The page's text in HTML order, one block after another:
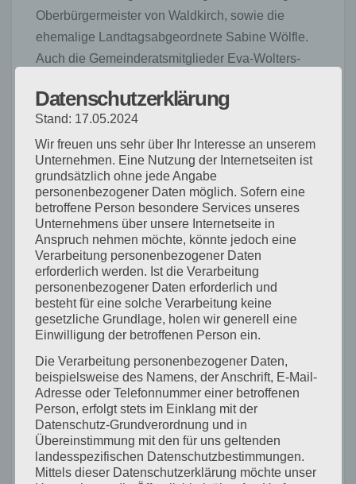
Oberbürgermeister von Waldkirch, sowie die
ehemalige Landtagsabgeordnete Sabine Wölfle.
Auch die Gemeinderatsmitglieder Eva-Wolters-
Klaus Detel nahmen an der Veranstaltung teil.
Bundestagswahl im Fokus
Im Mittelpunkt des Empfangs stand die
anstehende Bundestagswahl am 23. Februar
2025. Björn
Kleine zeigte sich zuversichtlich, dass die SPD
und ihr Kandidat Johannes Fechner ein starkes
Ergebnis
erzielen werden. Lobende Worte fand er für Eva-
Wolters-Andreocci und Johann Krämer, die eine
Demonstration für Demokratie als deutlichen
Kontrapunkt zu einer Wahlkampfveranstaltung der
AfD
in Waldkirch organisieren und er verband dies mit
dem Appell, zahlreich daran teilzunehmen.
Kleine und Fechner kritisierten die Haltung der
Stadtverwaltung, die die Vermietung des
Stadthallenfoyers an die AfD aus rein formalen
Datenschutzerklärung
Stand: 17.05.2024
Wir freuen uns sehr über Ihr Interesse an unserem
Unternehmen. Eine Nutzung der Internetseiten ist
grundsätzlich ohne jede Angabe
personenbezogener Daten möglich. Sofern eine
betroffene Person besondere Services unseres
Unternehmens über unsere Internetseite in
Anspruch nehmen möchte, könnte jedoch eine
Verarbeitung personenbezogener Daten
erforderlich werden. Ist die Verarbeitung
personenbezogener Daten erforderlich und
besteht für eine solche Verarbeitung keine
gesetzliche Grundlage, holen wir generell eine
Einwilligung der betroffenen Person ein.
Die Verarbeitung personenbezogener Daten,
beispielsweise des Namens, der Anschrift, E-Mail-
Adresse oder Telefonnummer einer betroffenen
Person, erfolgt stets im Einklang mit der
Datenschutz-Grundverordnung und in
Übereinstimmung mit den für uns geltenden
landesspezifischen Datenschutzbestimmungen.
Mittels dieser Datenschutzerklärung möchte unser